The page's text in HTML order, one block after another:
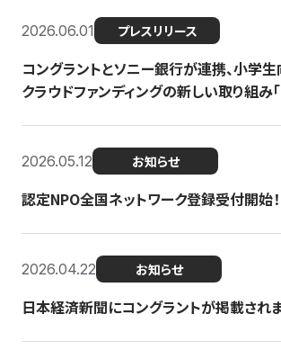
2026.06.01 プレスリリース
コングラントとソニー銀行が連携、小学
クラウドファンディングの新しい取り組み
2026.05.12 お知らせ
認定NPO全国ネットワーク登録受付開始！
2026.04.22 お知らせ
日本経済新聞にコングラントが掲載され